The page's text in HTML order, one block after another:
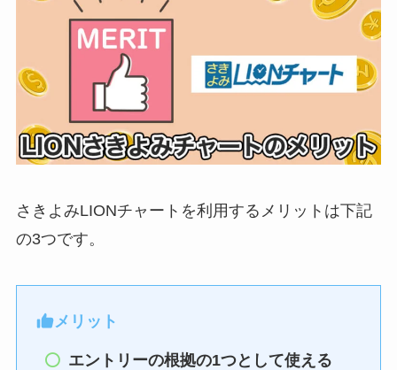
さきよみLIONチャートを利用するメリットは下記
の3つです。
メリット
エントリーの根拠の1つとして使える